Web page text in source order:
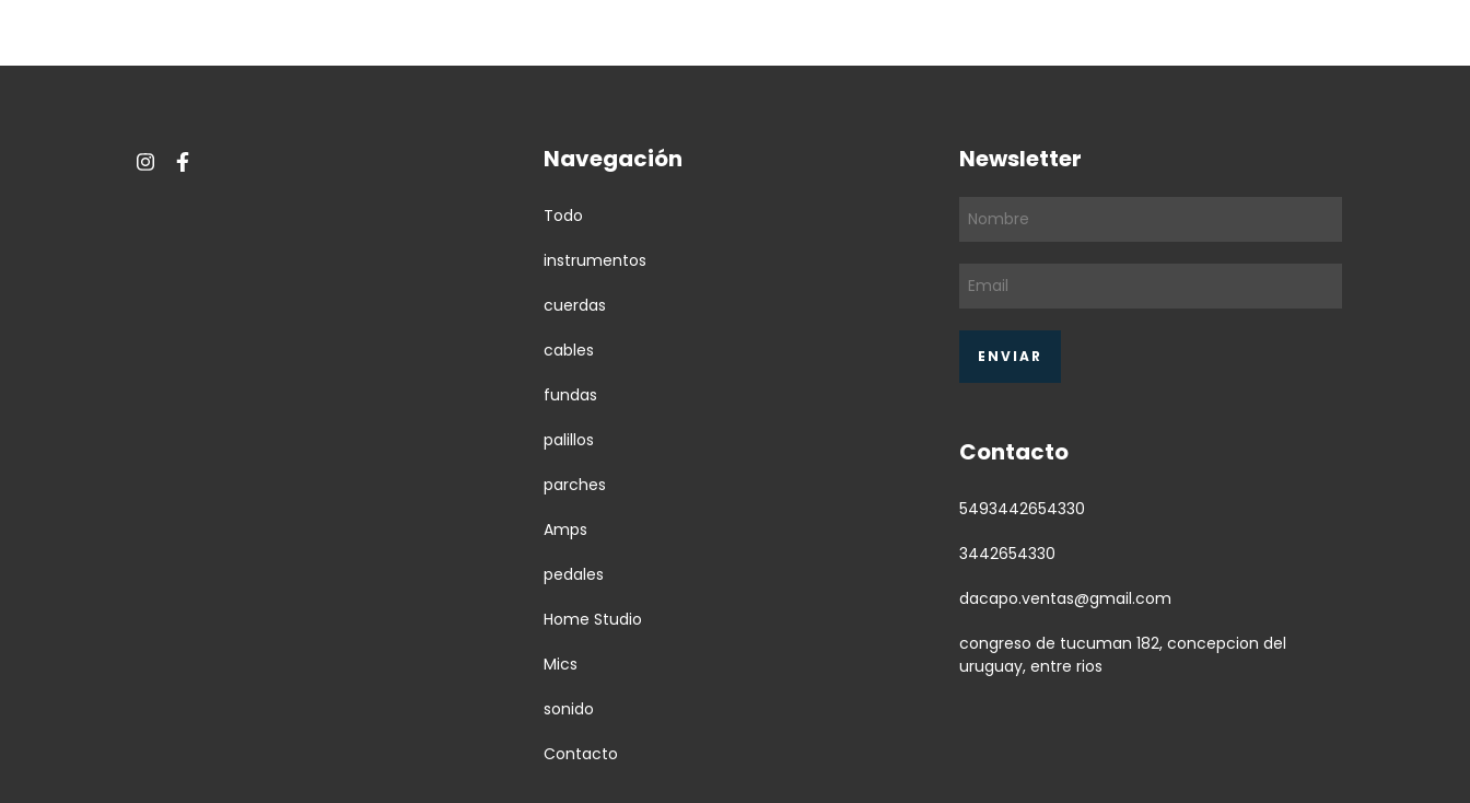
Navegación
Todo
instrumentos
cuerdas
cables
fundas
palillos
parches
Amps
pedales
Home Studio
Mics
sonido
Contacto
Newsletter
Contacto
5493442654330
3442654330
dacapo.ventas@gmail.com
congreso de tucuman 182, concepcion del
uruguay, entre rios